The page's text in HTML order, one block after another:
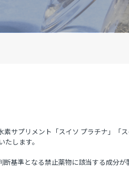
サプリメント「スイソ プラチナ」「
します。
基準となる禁止薬物に該当する成分